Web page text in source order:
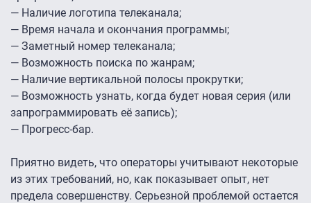
— Наличие логотипа телеканала;
— Время начала и окончания программы;
— Заметный номер телеканала;
— Возможность поиска по жанрам;
— Наличие вертикальной полосы прокрутки;
— Возможность узнать, когда будет новая серия (или
запрограммировать её запись);
— Прогресс-бар.
Приятно видеть, что операторы учитывают некоторые
из этих требований, но, как показывает опыт, нет
предела совершенству. Серьезной проблемой остается